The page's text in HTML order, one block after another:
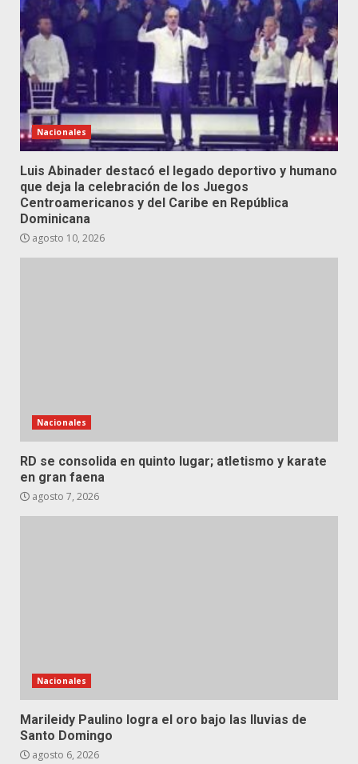
Nacionales
Luis Abinader destacó el legado deportivo y humano
que deja la celebración de los Juegos
Centroamericanos y del Caribe en República
Dominicana
agosto 10, 2026
Nacionales
RD se consolida en quinto lugar; atletismo y karate
en gran faena
agosto 7, 2026
Nacionales
Marileidy Paulino logra el oro bajo las lluvias de
Santo Domingo
agosto 6, 2026